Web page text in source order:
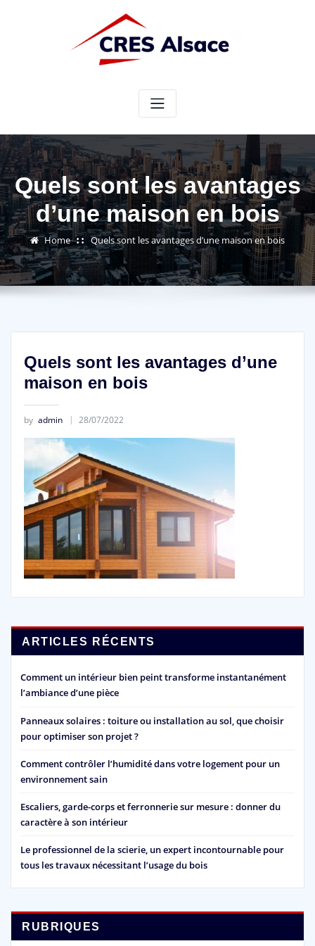
Quels sont les avantages
d’une maison en bois
Home Quels sont les avantages d’une maison en bois
Quels sont les avantages d’une
maison en bois
by admin 28/07/2022
ARTICLES RÉCENTS
Comment un intérieur bien peint transforme instantanément
l’ambiance d’une pièce
Panneaux solaires : toiture ou installation au sol, que choisir
pour optimiser son projet ?
Comment contrôler l’humidité dans votre logement pour un
environnement sain
Escaliers, garde-corps et ferronnerie sur mesure : donner du
caractère à son intérieur
Le professionnel de la scierie, un expert incontournable pour
tous les travaux nécessitant l’usage du bois
RUBRIQUES